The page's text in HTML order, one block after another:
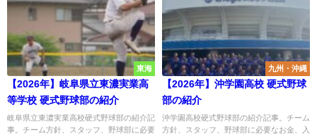
東海
【2026年】岐阜県立東濃実業高
等学校 硬式野球部の紹介
岐阜県立東濃実業高校硬式野球部の紹介記
事。チーム方針、スタッフ、野球部に必要
九州・沖縄
【2026年】沖学園高校 硬式野球
部の紹介
沖学園高校硬式野球部の紹介記事。チーム
方針、スタッフ、野球部に必要なお金、入